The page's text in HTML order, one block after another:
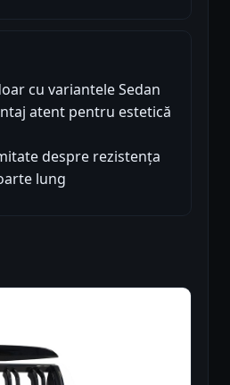
cu variantele Sedan
atent pentru estetică
despre rezistența
lung